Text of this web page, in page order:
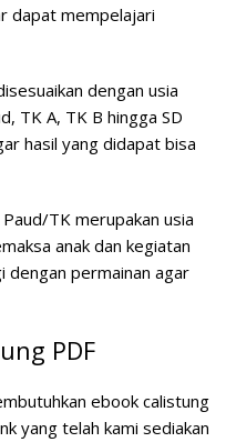
dapat mempelajari
dengan usia
TK A, TK B hingga SD
hasil yang didapat bisa
TK merupakan usia
anak dan kegiatan
dengan permainan agar
PDF
ebook calistung
yang telah kami sediakan